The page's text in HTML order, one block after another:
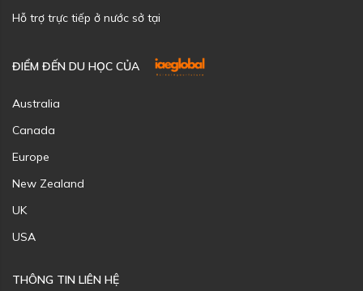
Hỗ trợ trực tiếp ở nước sở tại
ĐIỂM ĐẾN DU HỌC CỦA
Australia
Canada
Europe
New Zealand
UK
USA
THÔNG TIN LIÊN HỆ